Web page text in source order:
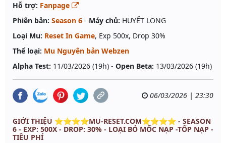
Hỗ trợ: Fanpage
Phiên bản: Season 6 - Máy chủ: HUYẾT LONG
Loại Mu: Reset In Game, Exp 500x, Drop 30%
Thể loại: Mu Nguyên bản Webzen
Alpha Test: 11/03/2026 (19h) - Open Beta: 13/03/2026 (19h)
06/03/2026 | 23:30
GIỚI THIỆU ⭐⭐⭐⭐MU-RESET.COM⭐⭐⭐⭐ - SEASON
6 - EXP: 500X - DROP: 30% - LOẠI BỎ MỐC NẠP -TỐP NẠP -
TIÊU PHÍ